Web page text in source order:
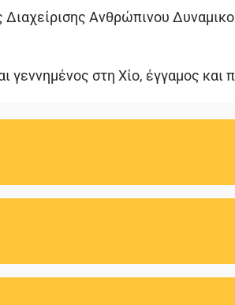
Ανθρώπινου
γεννημένος στη Χίο, έγγαμος και